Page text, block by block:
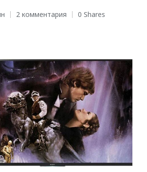
2 комментария 0 Shares